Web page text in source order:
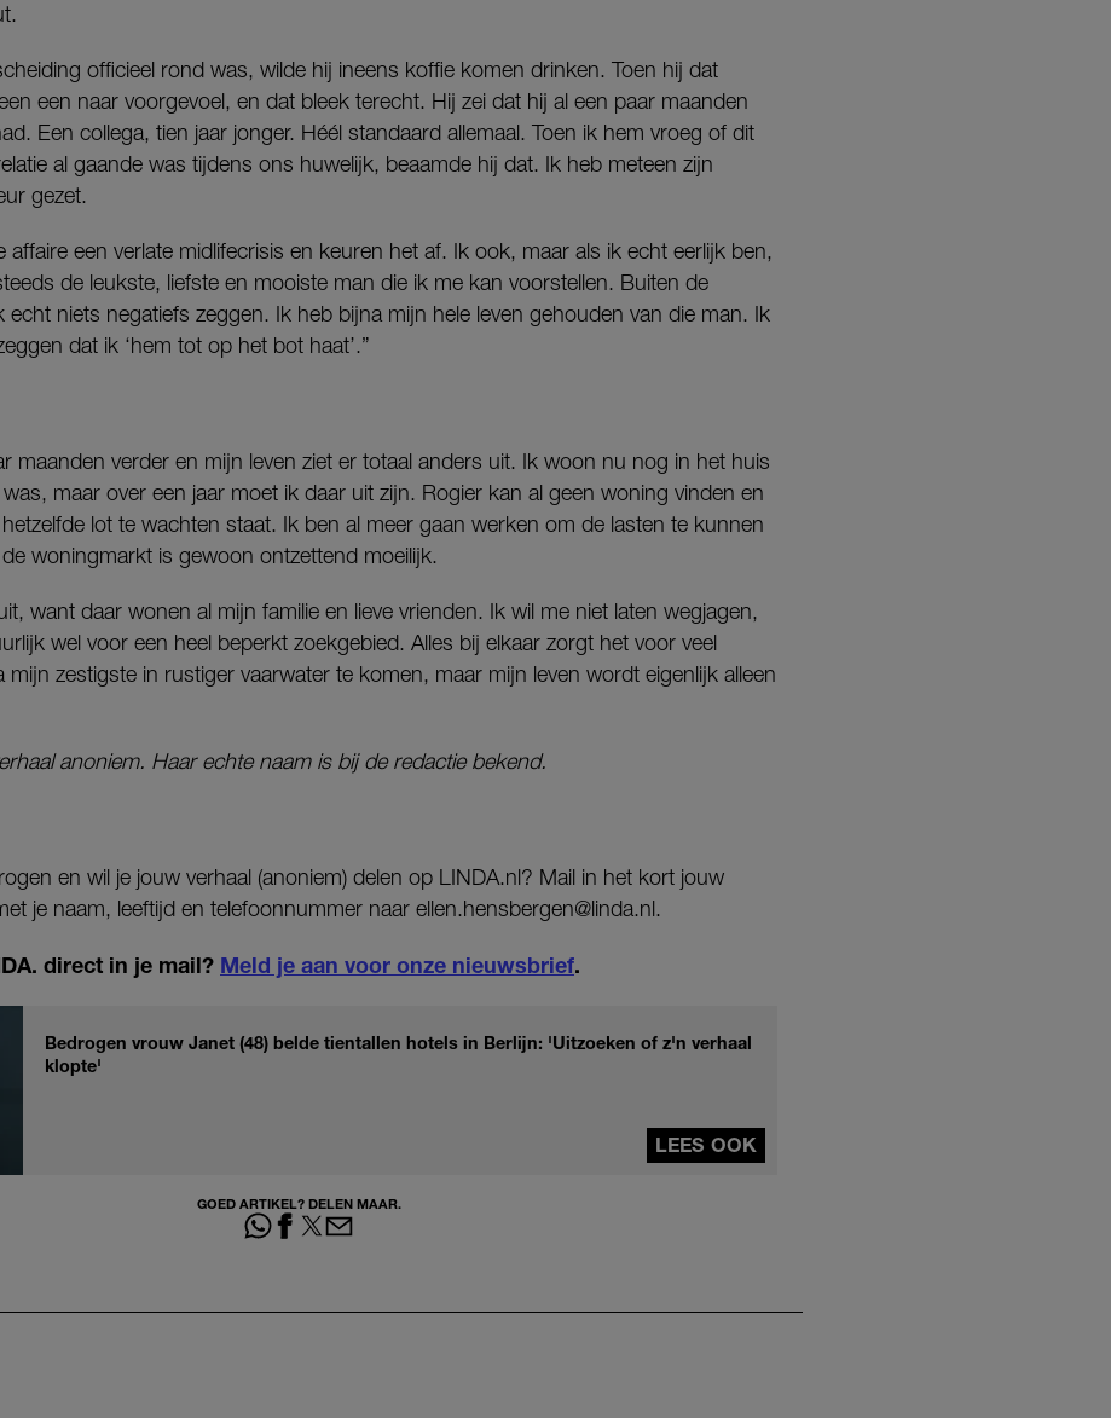
officieel rond was, wilde hij ineens koffie komen drinken. Toen hij dat
een naar voorgevoel, en dat bleek terecht. Hij zei dat hij al een paar maanden
Een collega, tien jaar jonger. Héél standaard allemaal. Toen ik hem vroeg of dit
al gaande was tijdens ons huwelijk, beaamde hij dat. Ik heb meteen zijn
gezet.
affaire een verlate midlifecrisis en keuren het af. Ik ook, maar als ik echt eerlijk ben,
de leukste, liefste en mooiste man die ik me kan voorstellen. Buiten de
niets negatiefs zeggen. Ik heb bijna mijn hele leven gehouden van die man. Ik
dat ik ‘hem tot op het bot haat’.”
maanden verder en mijn leven ziet er totaal anders uit. Ik woon nu nog in het huis
maar over een jaar moet ik daar uit zijn. Rogier kan al geen woning vinden en
lot te wachten staat. Ik ben al meer gaan werken om de lasten te kunnen
woningmarkt is gewoon ontzettend moeilijk.
want daar wonen al mijn familie en lieve vrienden. Ik wil me niet laten wegjagen,
wel voor een heel beperkt zoekgebied. Alles bij elkaar zorgt het voor veel
zestigste in rustiger vaarwater te komen, maar mijn leven wordt eigenlijk alleen
anoniem. Haar echte naam is bij de redactie bekend.
en wil je jouw verhaal (anoniem) delen op LINDA.nl? Mail in het kort jouw
je naam, leeftijd en telefoonnummer naar ellen.hensbergen@linda.nl.
direct in je mail? Meld je aan voor onze nieuwsbrief.
Bedrogen vrouw Janet (48) belde tientallen hotels in Berlijn: 'Uitzoeken of z'n verhaal
klopte'
LEES OOK
GOED ARTIKEL? DELEN MAAR.